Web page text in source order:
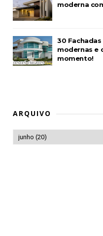
moderna
30 Fachadas
modernas e
momento!
ARQUIVO